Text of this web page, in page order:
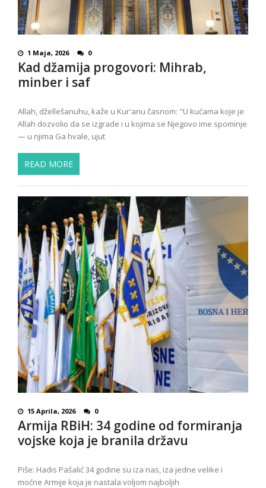
1 Maja, 2026 0
Kad džamija progovori: Mihrab,
minber i saf
Allah, džellešanuhu, kaže u Kur'anu časnom: "U kućama koje je
Allah dozvolio da se izgrade i u kojima se Njegovo ime spominje
— u njima Ga hvale, ujut
READ MORE
15 Aprila, 2026 0
Armija RBiH: 34 godine od formiranja
vojske koja je branila državu
Piše: Hadis Pašalić 34 godine su iza nas, iza jedne velike i
moćne Armije koja je nastala voljom najboljih